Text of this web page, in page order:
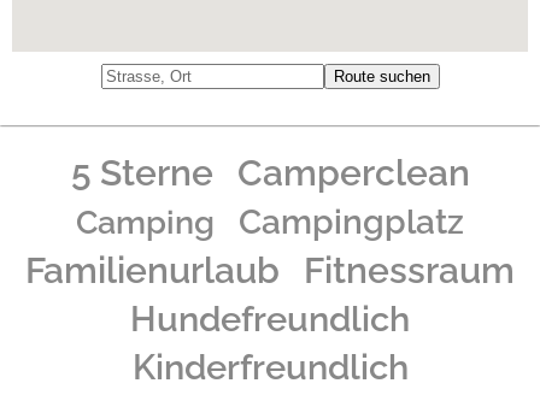
5 Sterne Camperclean
Camping Campingplatz
Familienurlaub Fitnessraum
Hundefreundlich
Kinderfreundlich